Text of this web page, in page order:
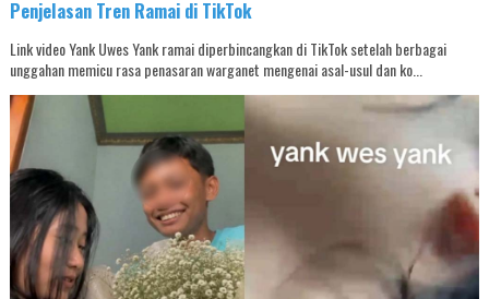
Penjelasan Tren Ramai di TikTok
Link video Yank Uwes Yank ramai diperbincangkan di TikTok setelah berbagai
unggahan memicu rasa penasaran warganet mengenai asal-usul dan ko...